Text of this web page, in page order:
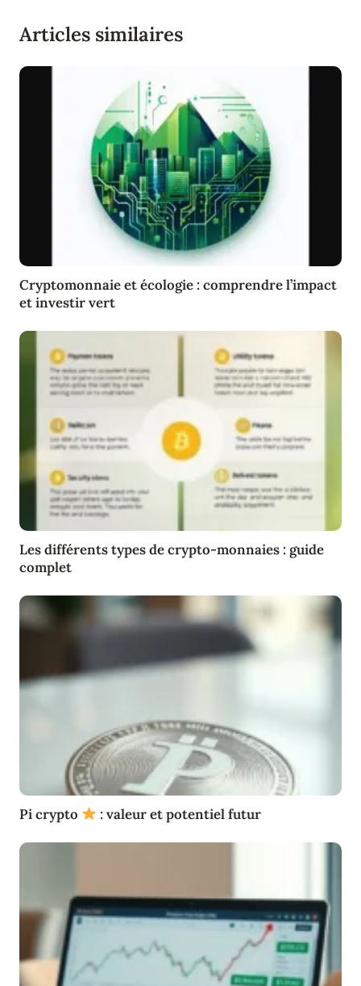
Articles similaires
Cryptomonnaie et écologie : comprendre l’impact
et investir vert
Les différents types de crypto-monnaies : guide
complet
Pi crypto : valeur et potentiel futur